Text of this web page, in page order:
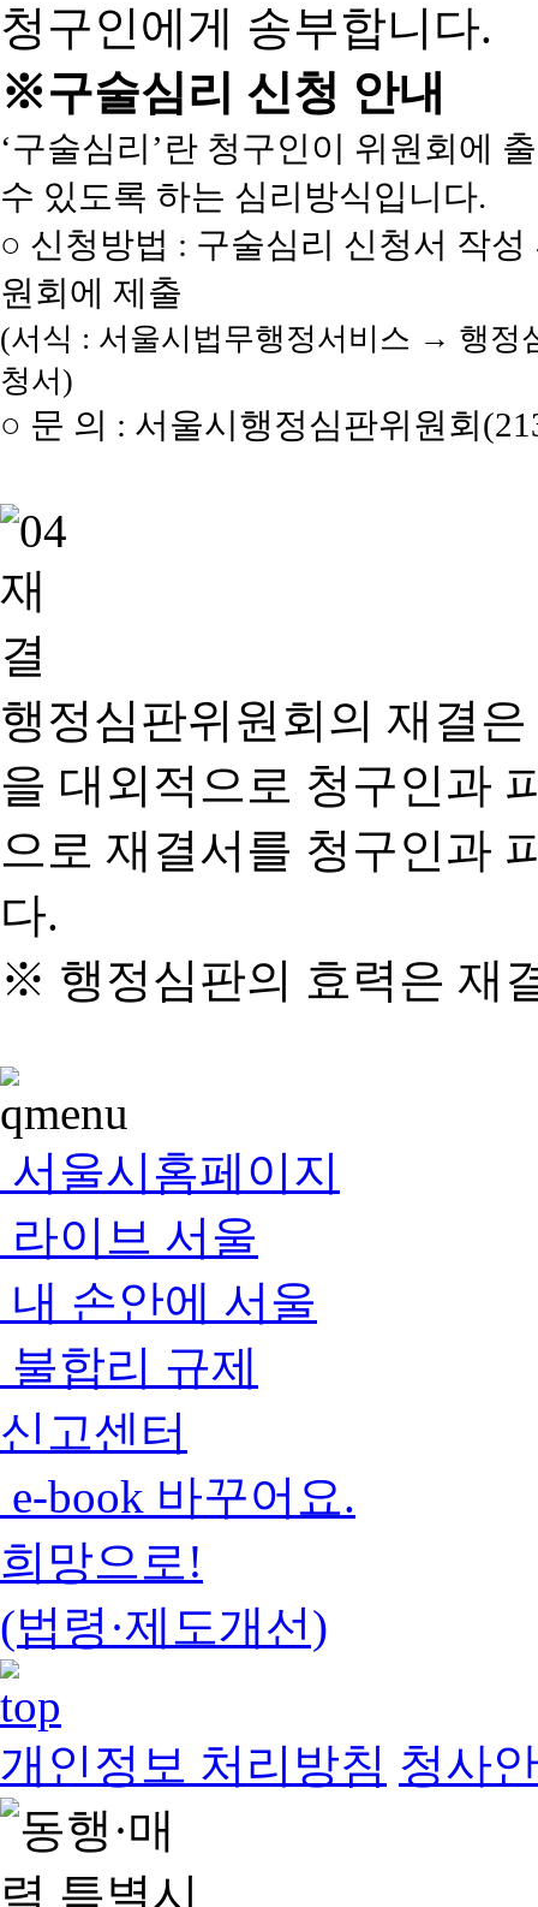
청구인에게 송부합니다.
※구술심리 신청 안내
‘구술심리’란 청구인이 위원회에
수 있도록 하는 심리방식입니다.
○ 신청방법 : 구술심리 신청서 작
원회에 제출
(서식 : 서울시법무행정서비스 → 행
청서)
○ 문 의 : 서울시행정심판위원회
행정심판위원회의 재결
을 대외적으로 청구인과
으로 재결서를 청구인과
다.
※ 행정심판의 효력은 재
서울시홈페이지
라이브 서울
내 손안에 서울
불합리 규제
신고센터
e-book 바꾸어요.
희망으로!
(법령·제도개선)
개인정보 처리방침 청사